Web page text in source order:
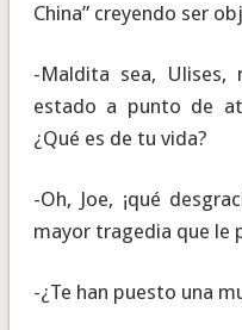
China” creyendo ser
-Maldita sea, Ulises,
estado a punto de
¿Qué es de tu vida?
-Oh, Joe, ¡qué
mayor tragedia que le
-¿Te han puesto una